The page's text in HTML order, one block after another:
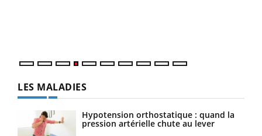
LES MALADIES
Hypotension orthostatique : quand la
pression artérielle chute au lever